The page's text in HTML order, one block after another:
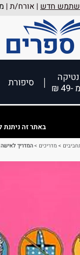
חדש | אורח/ת |
₪
סיפורת
באתר זה
>מדריכים >המדריך